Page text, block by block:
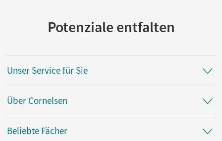
Potenziale entfalten
Unser Service für Sie
Über Cornelsen
Beliebte Fächer